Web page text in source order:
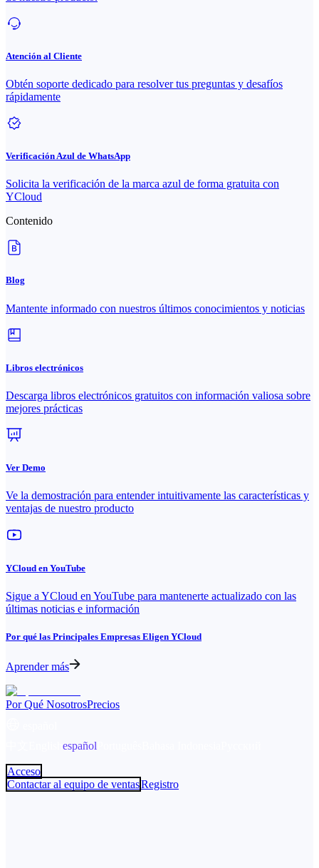
Atención al Cliente
Obtén soporte dedicado para resolver tus preguntas y desafíos
rápidamente
Verificación Azul de WhatsApp
Solicita la verificación de la marca azul de forma gratuita con
YCloud
Contenido
Blog
Mantente informado con nuestros últimos conocimientos y noticias
Libros electrónicos
Descarga libros electrónicos gratuitos con información valiosa sobre
mejores prácticas
Ver Demo
Ve la demostración para entender intuitivamente las características y
ventajas de nuestro producto
YCloud en YouTube
Sigue a YCloud en YouTube para mantenerte actualizado con las
últimas noticias e información
Por qué las Principales Empresas Eligen YCloud
Aprender más
Por Qué NosotrosPrecios
español
Acceso
Contactar al equipo de ventasRegistro